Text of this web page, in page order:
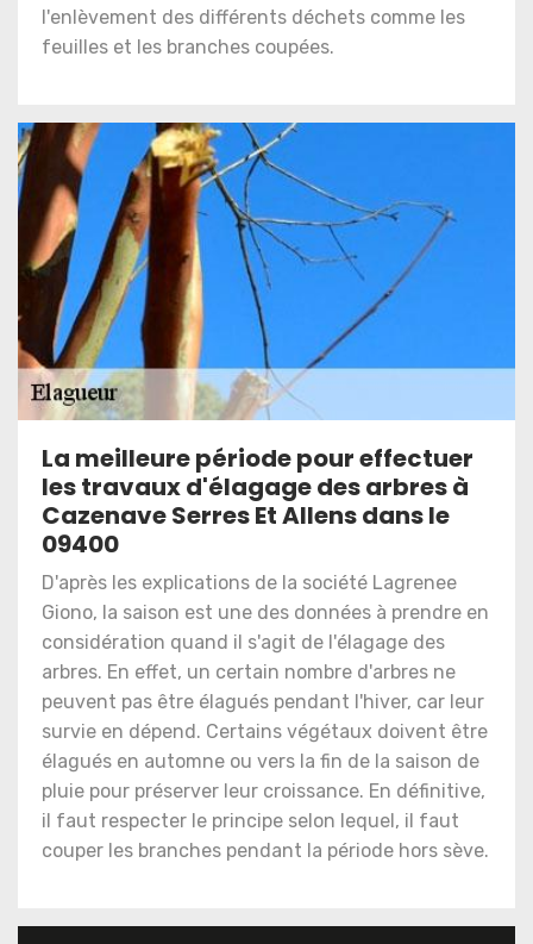
l'enlèvement des différents déchets comme les
feuilles et les branches coupées.
La meilleure période pour effectuer
les travaux d'élagage des arbres à
Cazenave Serres Et Allens dans le
09400
D'après les explications de la société Lagrenee
Giono, la saison est une des données à prendre en
considération quand il s'agit de l'élagage des
arbres. En effet, un certain nombre d'arbres ne
peuvent pas être élagués pendant l'hiver, car leur
survie en dépend. Certains végétaux doivent être
élagués en automne ou vers la fin de la saison de
pluie pour préserver leur croissance. En définitive,
il faut respecter le principe selon lequel, il faut
couper les branches pendant la période hors sève.